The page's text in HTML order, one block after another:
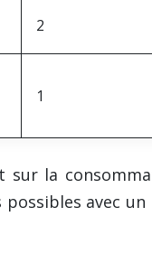
2
1
la
avec